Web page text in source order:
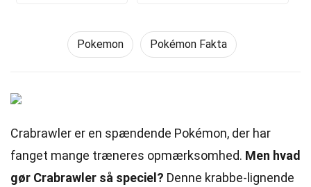
Pokemon Pokémon Fakta
Crabrawler er en spændende Pokémon, der har
fanget mange træneres opmærksomhed. Men hvad
gør Crabrawler så speciel? Denne krabbe-lignende